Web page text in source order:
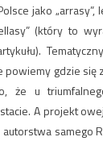
jako
(który to
gdzie się
że u
A projekt
samego